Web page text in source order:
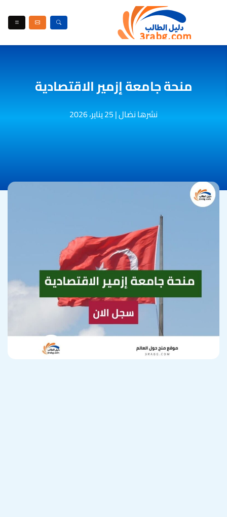
منحة جامعة إزمير الاقتصادية
نشرها نضال|25 يناير، 2026